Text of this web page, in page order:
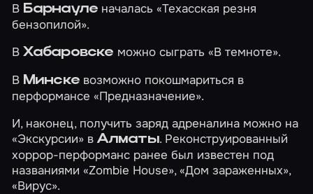
В Барнауле началась«Техасская резня
бензопилой».
ВХабаровске можно сыграть «В темноте».
В Минскевозможно покошмариться в
перформансе«Предназначение».
И, наконец, получить заряд адреналина можно на
«Экскурсии» вАлматы. Реконструированный
хоррор-перформанс ранее был известен под
названиями «Zombie House», «Дом зараженных»,
«Вирус».